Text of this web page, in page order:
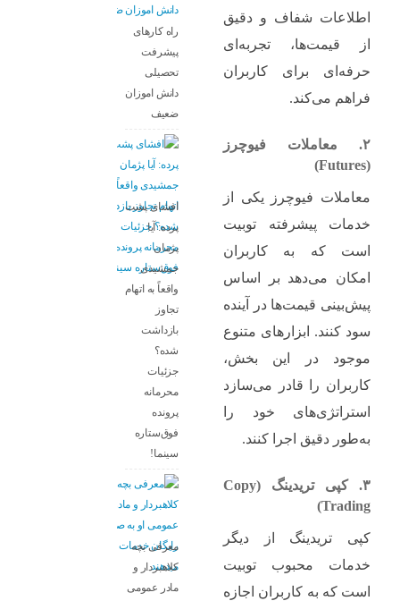
اطلاعات شفاف و دقیق
از قیمت‌ها، تجربه‌ای
حرفه‌ای برای کاربران
فراهم می‌کند.
۲. معاملات فیوچرز
(Futures)
معاملات فیوچرز یکی از
خدمات پیشرفته توبیت
است که به کاربران
امکان می‌دهد بر اساس
پیش‌بینی قیمت‌ها در آینده
سود کنند. ابزارهای متنوع
موجود در این بخش،
کاربران را قادر می‌سازد
استراتژی‌های خود را
به‌طور دقیق اجرا کنند.
۳. کپی تریدینگ (Copy
Trading)
کپی تریدینگ از دیگر
خدمات محبوب توبیت
است که به کاربران اجازه
راه کارهای
پیشرفت
تحصیلی
دانش اموزان
ضعیف
افشای پشت
پرده: آیا
پژمان
جمشیدی
واقعاً به اتهام
تجاوز
بازداشت
شده؟
جزئیات
محرمانه
پرونده
فوق‌ستاره
سینما!
معرفی بچه
کلاهبردار و
مادر عمومی